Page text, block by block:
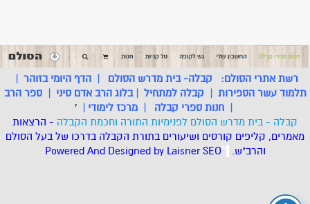
רשת אתרי הסולם: קבלה- בית מדרש הסולם |הדף היומי בזוהר |
תלמוד עשר הספירות | קבלה למתחיל |בלוג הרב אדם סיני |ספר הרב
| חנות ספרי קבלה | מרכז לימודי |
'
קבלה - בית מדרש הסולם לפנימיות התורה וחכמת הקבלה - הרצאות
מאמרים, קליפים קורסים ושיעורים בתורת הקבלה בדרכו של בעל הסולם
והרב"ש. *
Powered And Designed by LaisnerSEO